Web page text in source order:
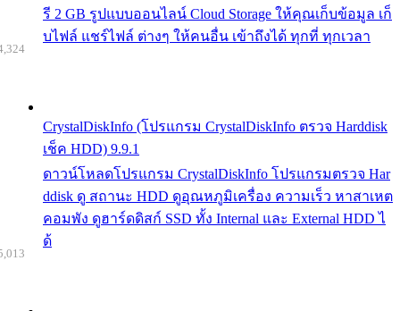
รี 2 GB รูปแบบออนไลน์ Cloud Storage ให้คุณเก็บข้อมูล เก็
บไฟล์ แชร์ไฟล์ ต่างๆ ให้คนอื่น เข้าถึงได้ ทุกที่ ทุกเวลา
CrystalDiskInfo (โปรแกรม CrystalDiskInfo ตรวจ Harddisk
เช็ค HDD) 9.9.1
ดาวน์โหลดโปรแกรม CrystalDiskInfo โปรแกรมตรวจ Har
ddisk ดู สถานะ HDD ดูอุณหภูมิเครื่อง ความเร็ว หาสาเหต
คอมพัง ดูฮาร์ดดิสก์ SSD ทั้ง Internal และ External HDD ไ
ด้